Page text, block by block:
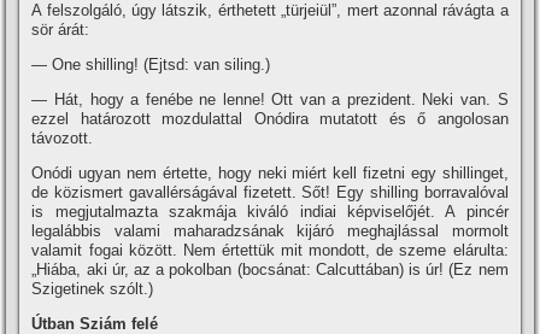
A felszolgáló, úgy látszik, érthetett „türjeiül”, mert azonnal rávágta a
sör árát:
— One shilling! (Ejtsd: van siling.)
— Hát, hogy a fenébe ne lenne! Ott van a prezident. Neki van. S
ezzel határozott mozdulattal Onódira mutatott és ő angolosan
távozott.
Onódi ugyan nem értette, hogy neki miért kell fizetni egy shillinget,
de közismert gavallérságával fizetett. Sőt! Egy shilling borravalóval
is megjutalmazta szakmája kiváló indiai képviselőjét. A pincér
legalábbis valami maharadzsának kijáró meghajlással mormolt
valamit fogai között. Nem értettük mit mondott, de szeme elárulta:
„Hiába, aki úr, az a pokolban (bocsánat: Calcuttában) is úr! (Ez nem
Szigetinek szólt.)
Útban Sziám felé